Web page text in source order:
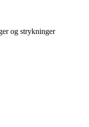
og strykninger